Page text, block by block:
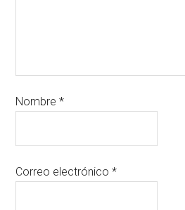
Nombre*
Correo electrónico*